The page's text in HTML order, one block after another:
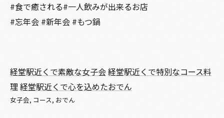
#食で癒される#一人飲みが出来るお店
#忘年会 #新年会 #もつ鍋
経堂駅近くで素敵な女子会経堂駅近くで特別なコース料
理経堂駅近くで心を込めたおでん
女子会 コース おでん